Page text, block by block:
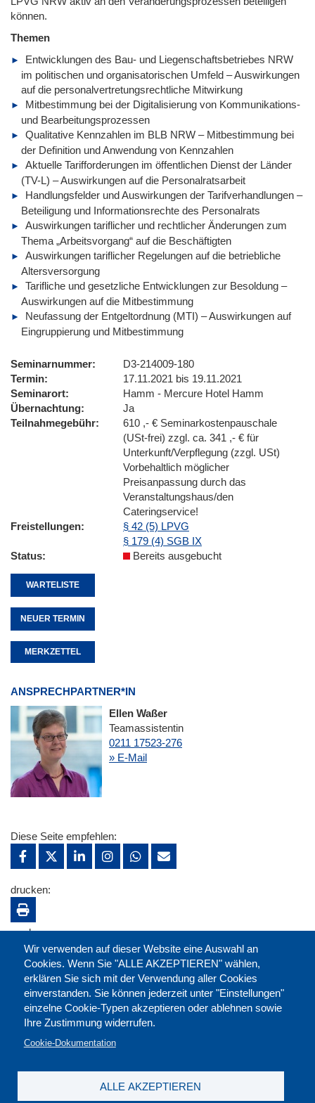
können.
Themen
Entwicklungen des Bau- und Liegenschaftsbetriebes NRW
im politischen und organisatorischen Umfeld – Auswirkungen
auf die personalvertretungsrechtliche Mitwirkung
Mitbestimmung bei der Digitalisierung von Kommunikations-
und Bearbeitungsprozessen
Qualitative Kennzahlen im BLB NRW – Mitbestimmung bei
der Definition und Anwendung von Kennzahlen
Aktuelle Tarifforderungen im öffentlichen Dienst der Länder
(TV-L) – Auswirkungen auf die Personalratsarbeit
Handlungsfelder und Auswirkungen der Tarifverhandlungen –
Beteiligung und Informationsrechte des Personalrats
Auswirkungen tariflicher und rechtlicher Änderungen zum
Thema „Arbeitsvorgang“ auf die Beschäftigten
Auswirkungen tariflicher Regelungen auf die betriebliche
Altersversorgung
Tarifliche und gesetzliche Entwicklungen zur Besoldung –
Auswirkungen auf die Mitbestimmung
Neufassung der Entgeltordnung (MTI) – Auswirkungen auf
Eingruppierung und Mitbestimmung
Seminarnummer
D3-214009-180
Termin
17.11.2021 bis 19.11.2021
Seminarort
Hamm - Mercure Hotel Hamm
Übernachtung
Ja
Teilnahmegebühr
610 ,- € Seminarkostenpauschale
(USt-frei) zzgl. ca. 341 ,- € für
Unterkunft/Verpflegung (zzgl. USt)
Vorbehaltlich möglicher
Preisanpassung durch das
Veranstaltungshaus/den
Cateringservice!
Freistellungen
§ 42 (5) LPVG
§ 179 (4) SGB IX
Status
Bereits ausgebucht
WARTELISTE
NEUER TERMIN
MERKZETTEL
ANSPRECHPARTNER*IN
Ellen Waßer
Teamassistentin
0211 17523-276
» E-Mail
Wir verwenden auf dieser Website eine Auswahl an
Cookies. Wenn Sie "ALLE AKZEPTIEREN" wählen,
erklären Sie sich mit der Verwendung aller Cookies
einverstanden. Sie können jederzeit unter "Einstellungen"
einzelne Cookie-Typen akzeptieren oder ablehnen sowie
Ihre Zustimmung widerrufen.
Cookie-Dokumentation
ALLE AKZEPTIEREN
Diese Seite empfehlen:
drucken:
merken: